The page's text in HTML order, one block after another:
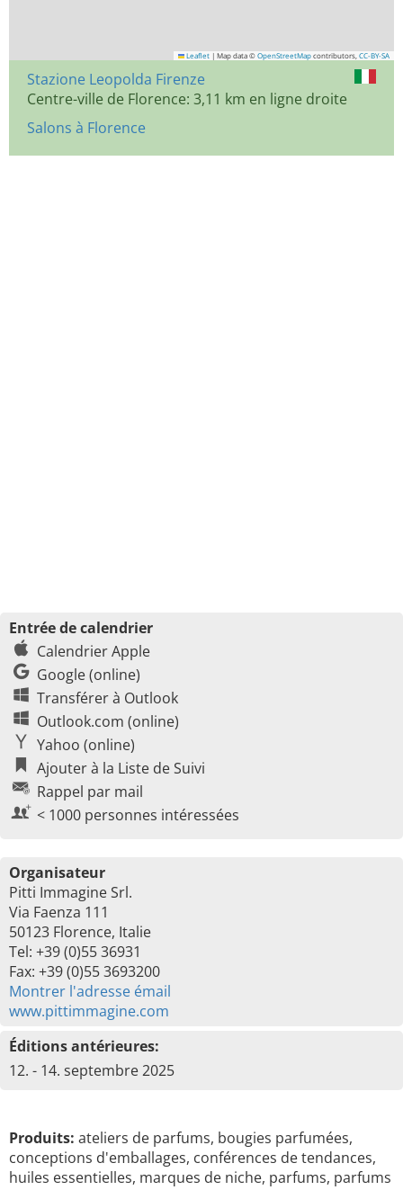
Leaflet | Map data © OpenStreetMap contributors, CC-BY-SA
Stazione Leopolda Firenze
Centre-ville de Florence: 3,11 km en ligne droite
Salons à Florence
Entrée de calendrier
Calendrier Apple
Google (online)
Transférer à Outlook
Outlook.com (online)
Yahoo (online)
Ajouter à la Liste de Suivi
Rappel par mail
< 1000 personnes intéressées
Organisateur
Pitti Immagine Srl.
Via Faenza 111
50123 Florence, Italie
Tel: +39 (0)55 36931
Fax: +39 (0)55 3693200
Montrer l'adresse émail
www.pittimmagine.com
Éditions antérieures:
12. - 14. septembre 2025
Produits: ateliers de parfums, bougies parfumées,
conceptions d'emballages, conférences de tendances,
huiles essentielles, marques de niche, parfums, parfums